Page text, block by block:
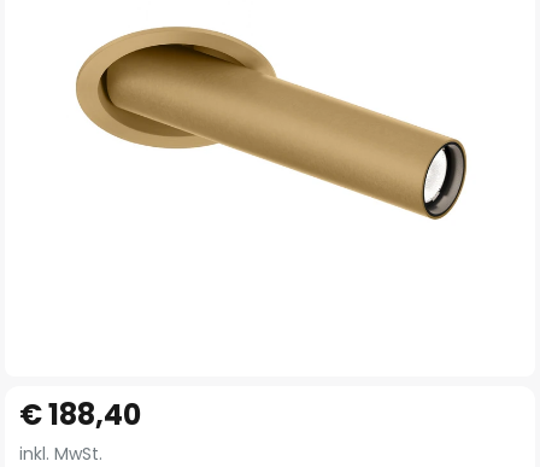
Anfang
der
€ 188,40
inkl. MwSt.